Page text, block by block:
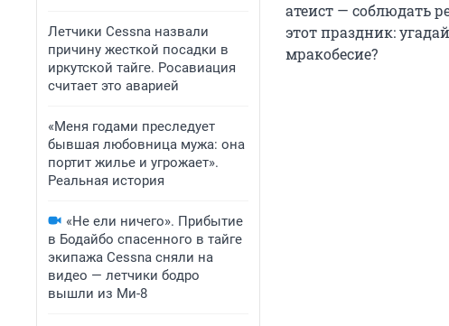
Летчики Cessna назвали
причину жесткой посадки в
иркутской тайге. Росавиация
считает это аварией
«Меня годами преследует
бывшая любовница мужа: она
портит жилье и угрожает».
Реальная история
«Не ели ничего». Прибытие
в Бодайбо спасенного в тайге
экипажа Cessna сняли на
видео — летчики бодро
вышли из Ми-8
атеист — соблюдать
этот праздник:
мракобесие?